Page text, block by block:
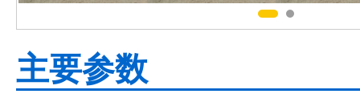
主要参数